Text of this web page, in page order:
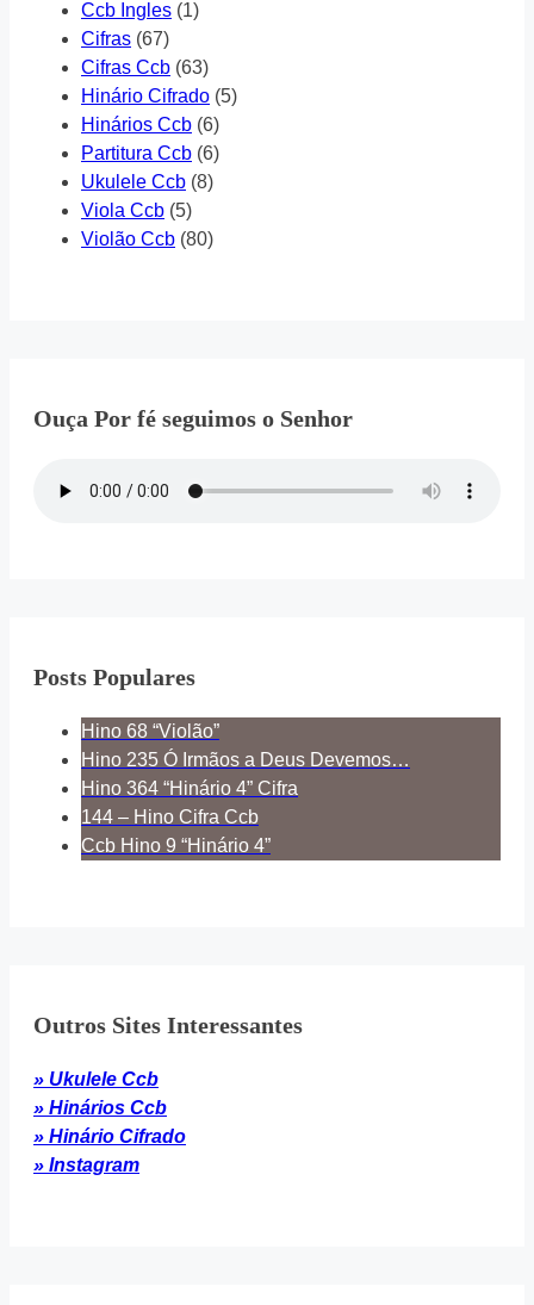
Ccb Ingles (1)
Cifras (67)
Cifras Ccb (63)
Hinário Cifrado (5)
Hinários Ccb (6)
Partitura Ccb (6)
Ukulele Ccb (8)
Viola Ccb (5)
Violão Ccb (80)
Ouça Por fé seguimos o Senhor
Posts Populares
Hino 68 “Violão”
Hino 235 Ó Irmãos a Deus Devemos…
Hino 364 “Hinário 4” Cifra
144 – Hino Cifra Ccb
Ccb Hino 9 “Hinário 4”
Outros Sites Interessantes
» Ukulele Ccb
» Hinários Ccb
» Hinário Cifrado
» Instagram